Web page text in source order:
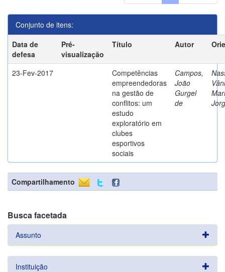
Conjunto de itens:
Data de
defesa
Pré-
visualização
Título Autor
23-Fev-2017
Competências
empreendedoras
na gestão de
conflitos: um
estudo
exploratório em
clubes
esportivos
sociais
Campos,
João
Gurgel
de
Compartilhamento
Busca facetada
Assunto
Instituição